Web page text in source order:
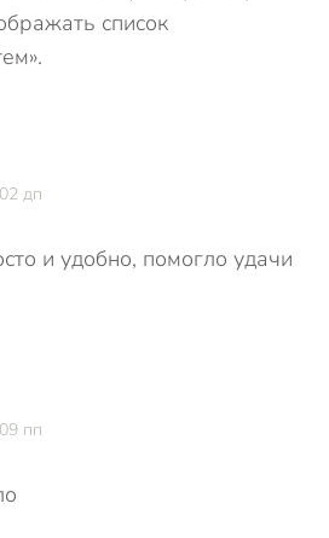
список
дп
и удобно, помогло удачи
пп